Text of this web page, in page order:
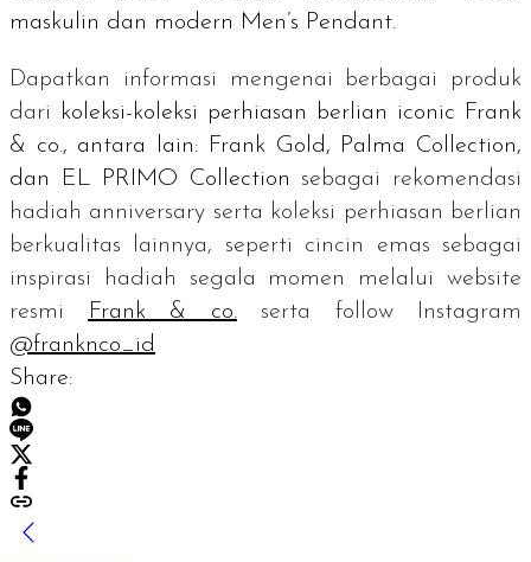
maskulin dan modern Men’s Pendant.
Dapatkan informasi mengenai berbagai produk
dari koleksi-koleksi perhiasan berlian iconic Frank
& co., antara lain: Frank Gold, Palma Collection,
dan EL PRIMO Collection sebagai rekomendasi
hadiah anniversary serta koleksi perhiasan berlian
berkualitas lainnya, seperti cincin emas sebagai
inspirasi hadiah segala momen melalui website
resmi
Frank & co.serta follow Instagram
@franknco_id
Share: